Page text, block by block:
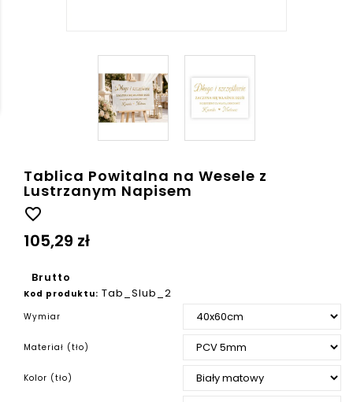
Tablica Powitalna na Wesele z
Lustrzanym Napisem
favorite_border
105,29 zł
Brutto
Kod produktu: Tab_Slub_2
Wymiar
Materiał (tło)
Kolor (tło)